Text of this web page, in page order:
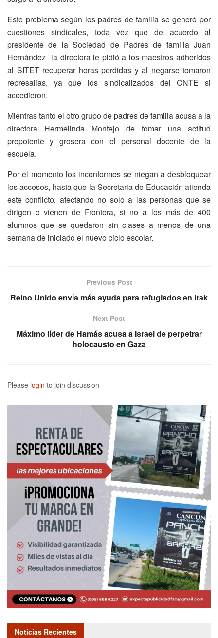
Este problema según los padres de familia se generó por
cuestiones sindicales, toda vez que de acuerdo al
presidente de la Sociedad de Padres de familia Juan
Hernández la directora le pidió a los maestros adheridos
al SITET recuperar horas perdidas y al negarse tomaron
represalias, ya que los sindicalizados del CNTE si
accedieron.
Mientras tanto el otro grupo de padres de familia acusa a la
directora Hermelinda Montejo de tomar una actitud
prepotente y grosera con el personal docente de la
escuela.
Por el momento los inconformes se niegan a desbloquear
los accesos, hasta que la Secretaria de Educación atienda
este conflicto, afectando no solo a las personas que se
dirigen o vienen de Frontera, si no a los más de 400
alumnos que se quedaron sin clases a menos de una
semana de iniciado el nuevo ciclo escolar.
Previous Post
Reino Unido envía más ayuda para refugiados en Irak
Next Post
Máximo líder de Hamás acusa a Israel de perpetrar
holocausto en Gaza
Please login to join discussion
Noticias Recientes